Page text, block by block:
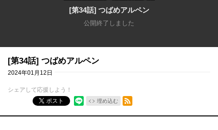
[第34話] つばめアルペン
公開終了しました
[第34話] つばめアルペン
2024年01月12日
シェアして応援しよう！
ポスト
埋め込む
RSSフィード